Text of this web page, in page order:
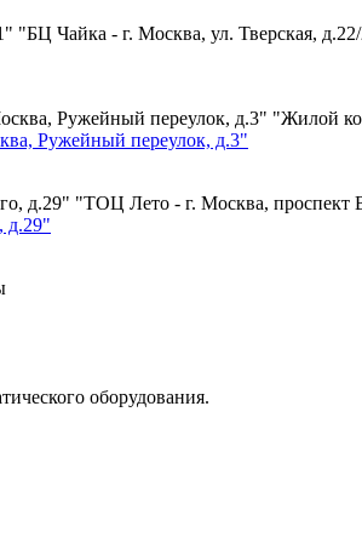
"БЦ Чайка - г. Москва, ул. Тверская,
"Жилой
Ружейный переулок, д.3"
"ТОЦ Лето - г. Москва, проспект
д.29"
оборудования.